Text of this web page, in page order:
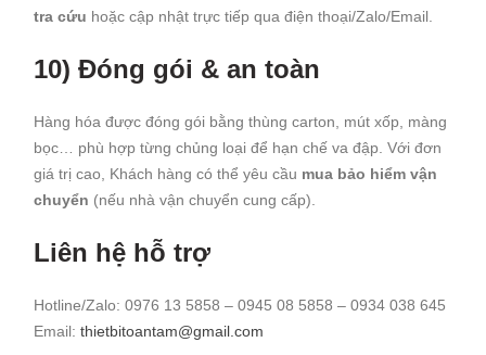
tra cứu hoặc cập nhật trực tiếp qua điện thoại/Zalo/Email.
10) Đóng gói & an toàn
Hàng hóa được đóng gói bằng thùng carton, mút xốp, màng
bọc… phù hợp từng chủng loại để hạn chế va đập. Với đơn
giá trị cao, Khách hàng có thể yêu cầu mua bảo hiểm vận
chuyển (nếu nhà vận chuyển cung cấp).
Liên hệ hỗ trợ
Hotline/Zalo: 0976 13 5858 – 0945 08 5858 – 0934 038 645
Email: thietbitoantam@gmail.com